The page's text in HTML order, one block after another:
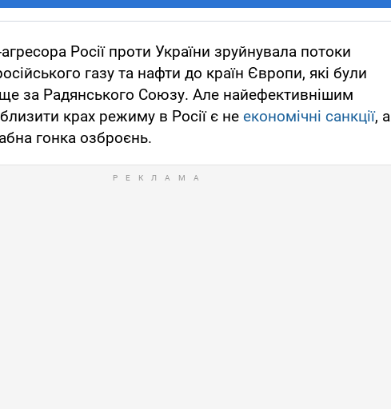
Росії проти України зруйнувала потоки
газу та нафти до країн Європи, які були
за Радянського Союзу. Але найефективнішим
крах режиму в Росії є не економічні санкції, а
гонка озброєнь.